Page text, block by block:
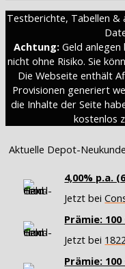
Testberichte, Tabellen &
Achtung: Geld
nicht ohne Risiko. Sie
Die Webseite enthält
Provisionen generiert
die Inhalte der Seite
kostenlos
Aktuelle Depot-
4,00% p.a.
Jetzt bei
Prämie: 100
Jetzt bei
Prämie: 100